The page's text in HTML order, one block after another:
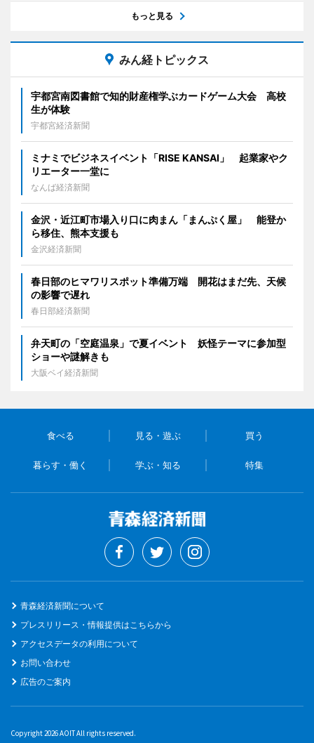
もっと見る
みん経トピックス
宇都宮南図書館で知的財産権学ぶカードゲーム大会 高校
生が体験
宇都宮経済新聞
ミナミでビジネスイベント「RISE KANSAI」 起業家やク
リエーター一堂に
なんば経済新聞
金沢・近江町市場入り口に肉まん「まんぷく屋」 能登か
ら移住、熊本支援も
金沢経済新聞
春日部のヒマワリスポット準備万端 開花はまだ先、天候
の影響で遅れ
春日部経済新聞
弁天町の「空庭温泉」で夏イベント 妖怪テーマに参加型
ショーや謎解きも
大阪ベイ経済新聞
食べる 見る・遊ぶ 買う
暮らす・働く 学ぶ・知る 特集
青森経済新聞について
プレスリリース・情報提供はこちらから
アクセスデータの利用について
お問い合わせ
広告のご案内
Copyright 2026 AOIT All rights reserved.